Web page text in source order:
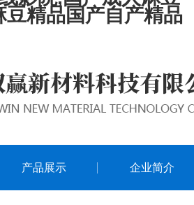
精品国产自产精品
产品展示 企业简介